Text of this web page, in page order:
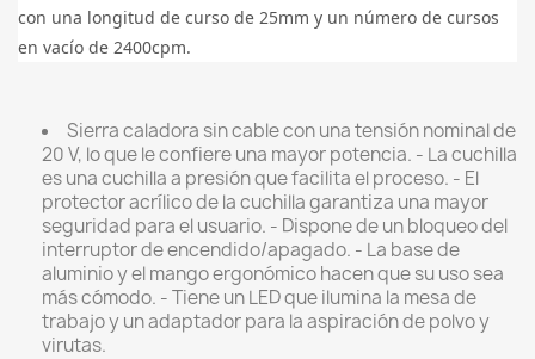
con una longitud de curso de 25mm y un número de cursos
en vacío de 2400cpm.
Sierra caladora sin cable con una tensión nominal de
20 V, lo que le confiere una mayor potencia. - La cuchilla
es una cuchilla a presión que facilita el proceso. - El
protector acrílico de la cuchilla garantiza una mayor
seguridad para el usuario. - Dispone de un bloqueo del
interruptor de encendido/apagado. - La base de
aluminio y el mango ergonómico hacen que su uso sea
más cómodo. - Tiene un LED que ilumina la mesa de
trabajo y un adaptador para la aspiración de polvo y
virutas.